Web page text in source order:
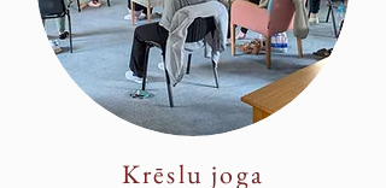
Krēslu joga